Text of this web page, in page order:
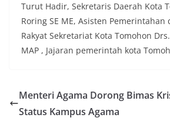
Turut Hadir, Sekretaris Daerah Kota
Roring SE ME, Asisten
Rakyat Sekretariat Kota Tomohon
MAP , Jajaran pemerintah kota
Menteri Agama Dorong Bimas
Status Kampus Agama